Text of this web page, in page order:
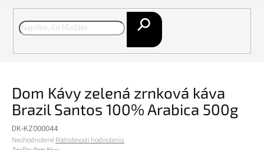
Hľadať
Dom Kávy zelená zrnková káva
Brazil Santos 100% Arabica 500g
DK-KZ000044
Priemerné
NeohodnotenéPodrobnosti hodnotenia